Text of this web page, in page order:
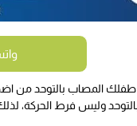
المصاب بالتوحد من
وليس فرط الحركة،